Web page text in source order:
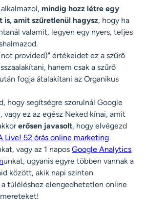
mindig hozz létre egy
is, amit szűretlenül hagysz, hogy ha
valamit, legyen egy nyers, teljes
provided)" értékeidet ez a szűrő
hanem csak a szűrő
fogja átalakítani az Organikus
hogy segítségre szorulnál Google
vagy ez az egész Neked kínai, amit
erősen javasolt, hogy elvégezd
Live! 52 órás online marketing
vagy az 1 naposGoogle Analytics
unkat, ugyanis egyre többen vannak a
között, akik napi szinten
a túléléshez elengedhetetlen online